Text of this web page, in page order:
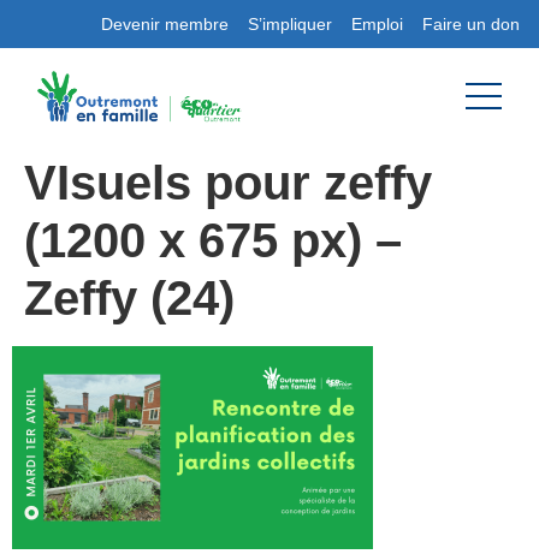
Devenir membre S’impliquer Emploi Faire un don
VIsuels pour zeffy
(1200 x 675 px) –
Zeffy (24)